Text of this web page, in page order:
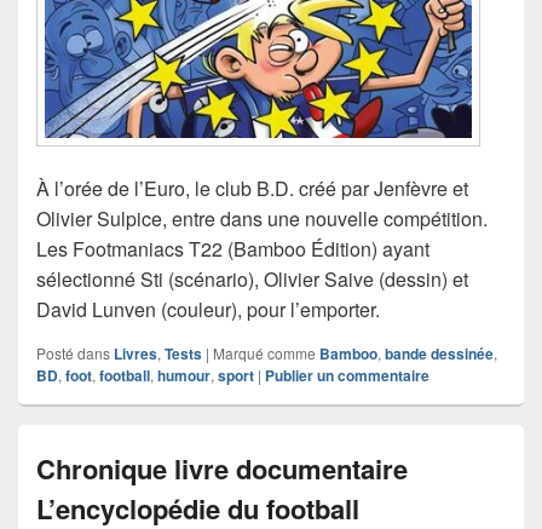
À l’orée de l’Euro, le club B.D. créé par Jenfèvre et
Olivier Sulpice, entre dans une nouvelle compétition.
Les Footmaniacs T22 (Bamboo Édition) ayant
sélectionné Sti (scénario), Olivier Saive (dessin) et
David Lunven (couleur), pour l’emporter.
Posté dans Livres, Tests | Marqué comme Bamboo, bande dessinée,
BD, foot, football, humour, sport | Publier un commentaire
Chronique livre documentaire
L’encyclopédie du football